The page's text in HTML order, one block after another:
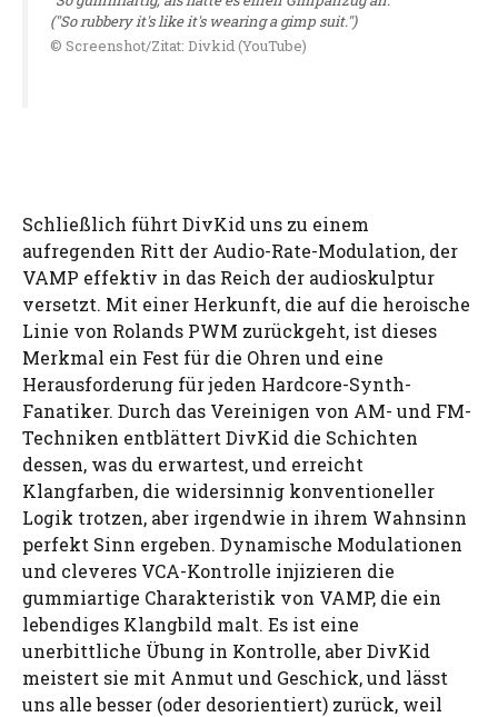
("So rubbery it's like it's wearing a gimp suit.")
© Screenshot/Zitat: Divkid (YouTube)
Schließlich führt DivKid uns zu einem
aufregenden Ritt der Audio-Rate-Modulation, der
VAMP effektiv in das Reich der audioskulptur
versetzt. Mit einer Herkunft, die auf die heroische
Linie von Rolands PWM zurückgeht, ist dieses
Merkmal ein Fest für die Ohren und eine
Herausforderung für jeden Hardcore-Synth-
Fanatiker. Durch das Vereinigen von AM- und FM-
Techniken entblättert DivKid die Schichten
dessen, was du erwartest, und erreicht
Klangfarben, die widersinnig konventioneller
Logik trotzen, aber irgendwie in ihrem Wahnsinn
perfekt Sinn ergeben. Dynamische Modulationen
und cleveres VCA-Kontrolle injizieren die
gummiartige Charakteristik von VAMP, die ein
lebendiges Klangbild malt. Es ist eine
unerbittliche Übung in Kontrolle, aber DivKid
meistert sie mit Anmut und Geschick, und lässt
uns alle besser (oder desorientiert) zurück, weil